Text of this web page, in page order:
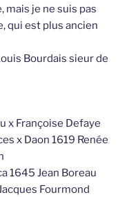
je ne suis pas
qui est plus ancien
Bourdais sieur de
x Françoise Defaye
x Daon 1619 Renée
1645 Jean Boreau
Fourmond